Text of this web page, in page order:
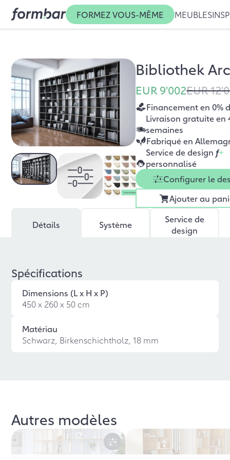
FORMEZ VOUS-MÊME MEUBLES
Bibliothek
EUR 9'002EUR
Financement en 0%
Livraison gratuite en
semaines
Fabriqué en
Service de design f+
personnalisé
Configurer le
Ajouter au
Détails Système
Service de
design
Spécifications
Dimensions (L x H x P)
450 x 260 x 50 cm
Matériau
Schwarz, Birkenschichtholz, 18 mm
Autres modèles